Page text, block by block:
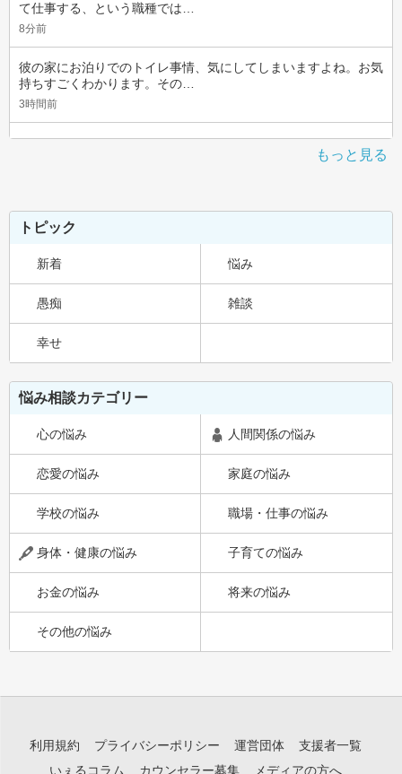
て仕事する、という職種では…
8分前
彼の家にお泊りでのトイレ事情、気にしてしまいますよね。お気
持ちすごくわかります。その…
3時間前
もっと見る
トピック
新着 悩み
愚痴 雑談
幸せ
悩み相談カテゴリー
心の悩み 人間関係の悩み
恋愛の悩み 家庭の悩み
学校の悩み 職場・仕事の悩み
身体・健康の悩み 子育ての悩み
お金の悩み 将来の悩み
その他の悩み
利用規約 プライバシーポリシー 運営団体
支援者一覧
いぇるコラム
カウンセラー募集 メディアの方へ